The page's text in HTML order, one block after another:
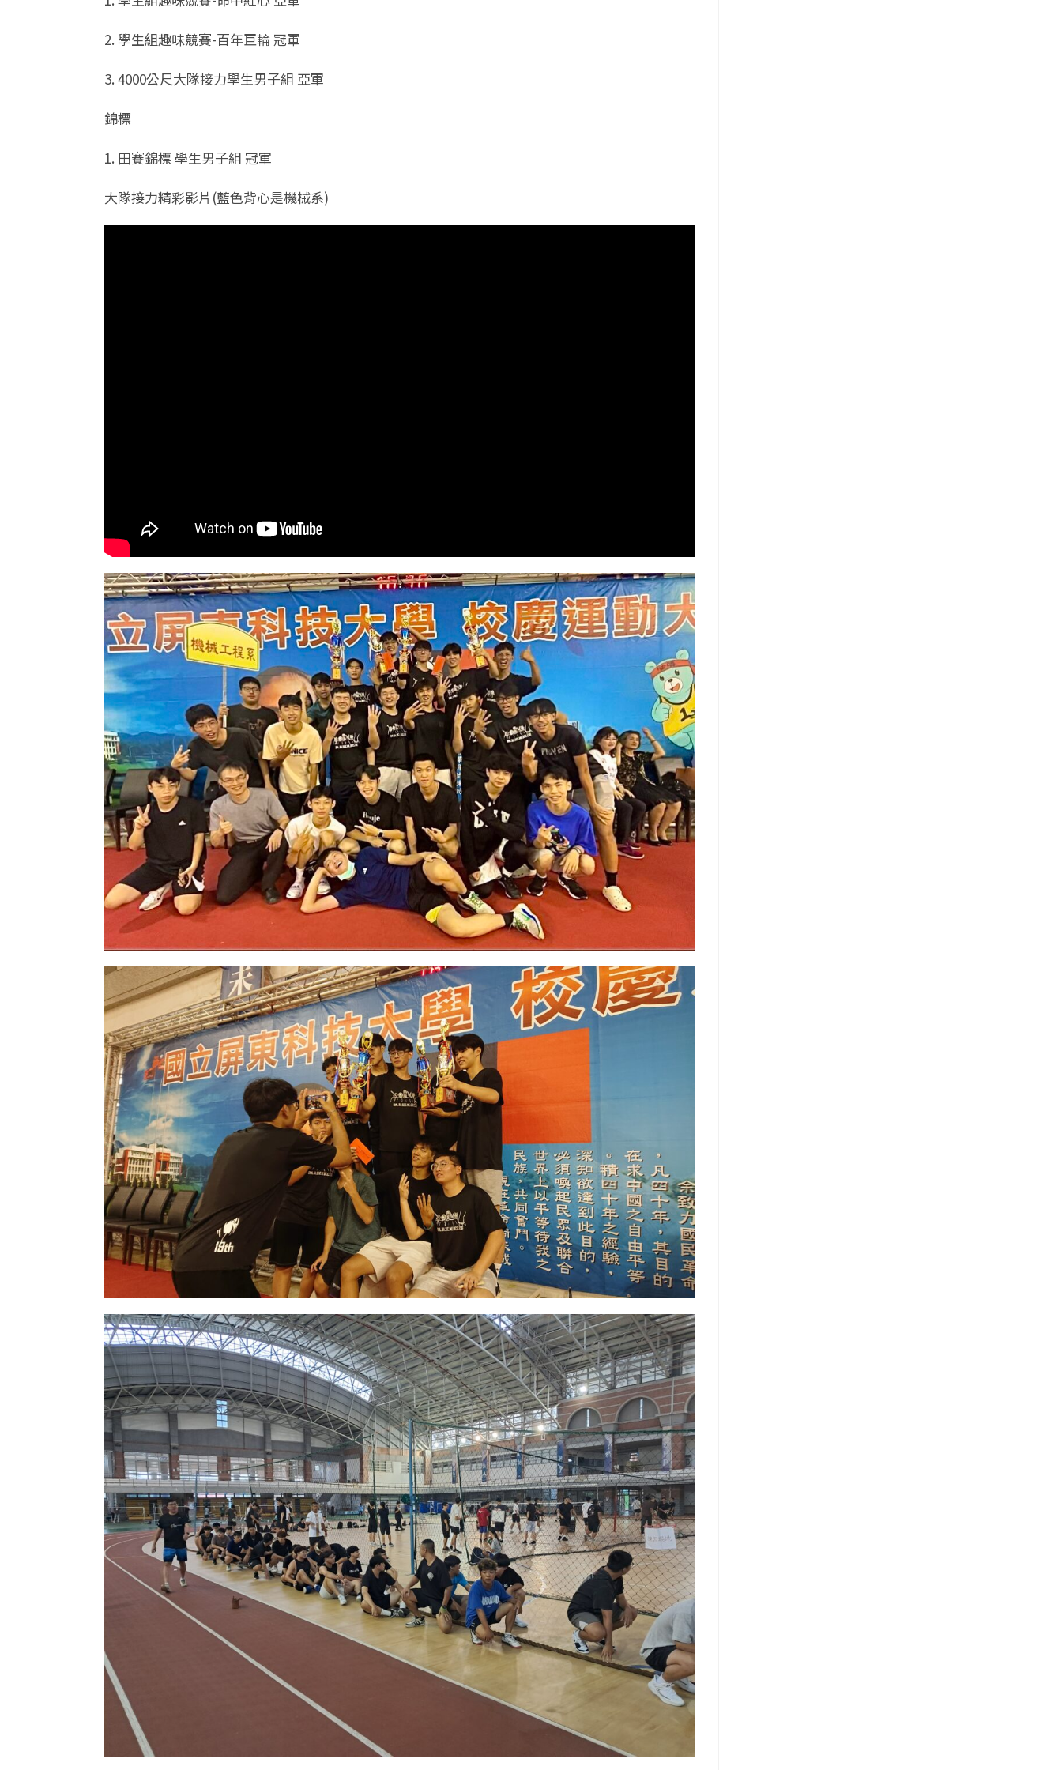
2. 學生組趣味競賽-百年巨輪 冠軍
3. 4000公尺大隊接力學生男子組 亞軍
錦標
1. 田賽錦標 學生男子組 冠軍
大隊接力精彩影片(藍色背心是機械系)